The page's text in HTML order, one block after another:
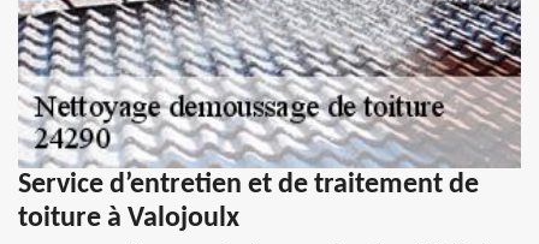
Service d’entretien et de traitement de
toiture à Valojoulx